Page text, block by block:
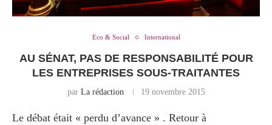
Eco & Social International
AU SÉNAT, PAS DE RESPONSABILITÉ POUR
LES ENTREPRISES SOUS-TRAITANTES
par La rédaction 19 novembre 2015
Le débat était « perdu d’avance » . Retour à